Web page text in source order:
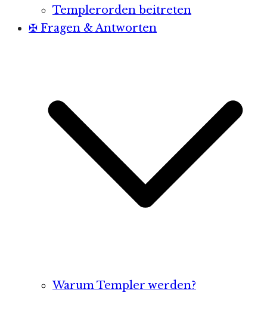
Templerorden beitreten
✠ Fragen & Antworten
Warum Templer werden?